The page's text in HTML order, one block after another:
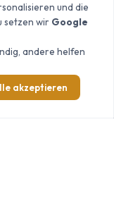
und die
setzen wir Google
andere helfen
akzeptieren
& Sanitär